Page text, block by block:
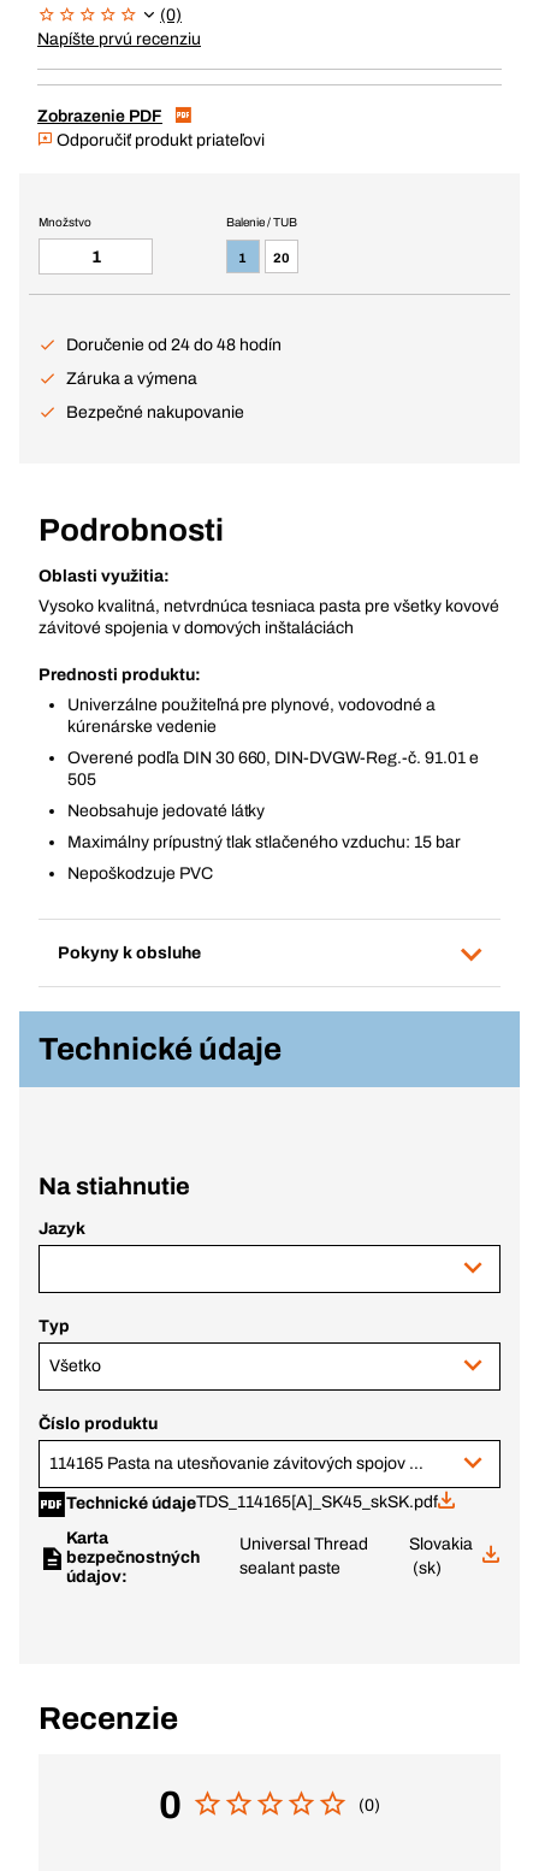
(0)
Napíšte prvú recenziu
Zobrazenie PDF
Odporučiť produkt priateľovi
Balenie / TUB
1 20
Množstvo
Doručenie od 24 do 48 hodín
Záruka a výmena
Bezpečné nakupovanie
Podrobnosti
Oblasti využitia:
Vysoko kvalitná, netvrdnúca tesniaca pasta pre všetky kovové
závitové spojenia v domových inštaláciách
Prednosti produktu:
Univerzálne použiteľná pre plynové, vodovodné a
kúrenárske vedenie
Overené podľa DIN 30 660, DIN-DVGW-Reg.-č. 91.01 e
505
Neobsahuje jedovaté látky
Maximálny prípustný tlak stlačeného vzduchu: 15 bar
Nepoškodzuje PVC
Pokyny k obsluhe
Technické údaje
Na stiahnutie
Jazyk
Typ
Všetko
Číslo produktu
114165 Pasta na utesňovanie závitových spojov tuba 250 ml
Technické údajeTDS_114165[A]_SK45_skSK.pdf
Karta
bezpečnostných
údajov:
Universal Thread
sealant paste
Slovakia
(sk)
Recenzie
0 (0)